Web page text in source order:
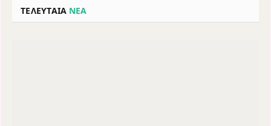
ΤΕΛΕΥΤΑΙΑ ΝΕΑ